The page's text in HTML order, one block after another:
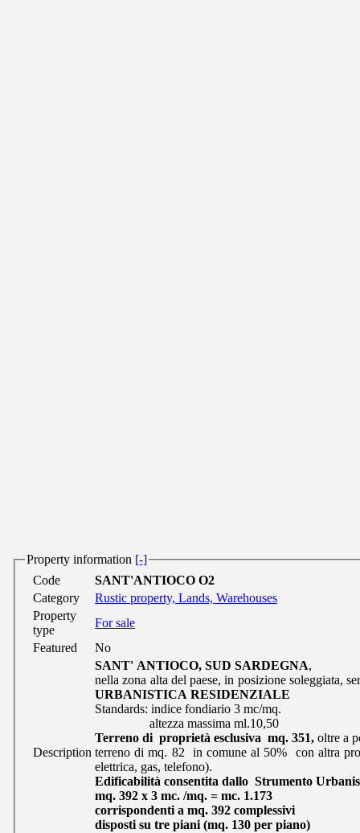
Property information [-]
Code
SANT'ANTIOCO O2
Category
Rustic property, Lands, Warehouses
Property
type
For sale
Featured
No
Description
SANT' ANTIOCO, SUD SARDEGNA,
nella zona alta del paese, in posizione soleggiata,
URBANISTICA RESIDENZIALE
Standards: indice fondiario 3 mc/mq.
altezza massima ml.10,50
Terreno di proprietà esclusiva mq. 351, oltre a
terreno di mq. 82 in comune al 50% con altra
elettrica, gas, telefono).
Edificabilità consentita dallo Strumento
mq. 392 x 3 mc. /mq. = mc. 1.173
corrispondenti a mq. 392 complessivi
disposti su tre piani (mq. 130 per piano)